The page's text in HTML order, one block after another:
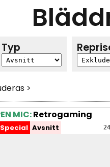
Typ
>
MIC:Retrogaming
Special Avsnitt
MIC:Retrogaming
Special Avsnitt